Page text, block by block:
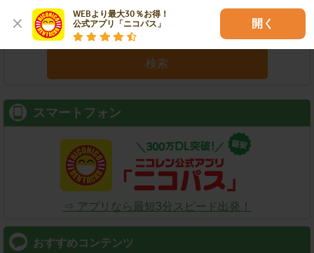
WEBより最大30％お得！
公式アプリ「ニコパス」
開く
検索
スマートフォン
⇒ アプリなら最短3分スピード出発！
おすすめコンテンツ